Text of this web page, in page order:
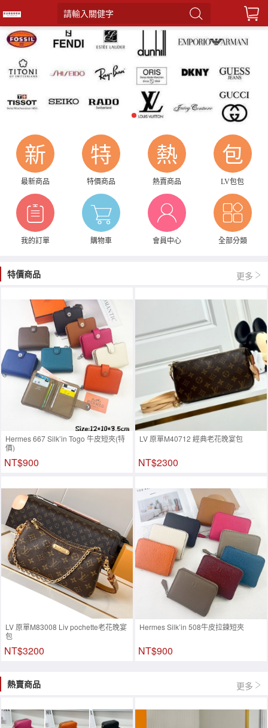
請輸入關健字
新
最新商品
特
特價商品
熱
熱賣商品
包
LV包包
我的訂單 購物車 會員中心 全部分類
特價商品 更多
Hermes 667 Silk’in Togo 牛皮短夾(特
價)
NT$900
LV 原單M40712 經典老花晚宴包
NT$2300
LV 原單M83008 Liv pochette老花晚宴
包
NT$3200
Hermes Silk’in 508牛皮拉鍊短夾
NT$900
熱賣商品 更多